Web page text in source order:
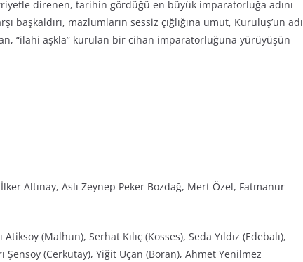
direnen, tarihin gördüğü en büyük imparatorluğa adını
başkaldırı, mazlumların sessiz çığlığına umut, Kuruluş’un adı
“ilahi aşkla” kurulan bir cihan imparatorluğuna yürüyüşün
Altınay, Aslı Zeynep Peker Bozdağ, Mert Özel, Fatmanur
(Malhun), Serhat Kılıç (Kosses), Seda Yıldız (Edebalı),
Şensoy (Cerkutay), Yiğit Uçan (Boran), Ahmet Yenilmez